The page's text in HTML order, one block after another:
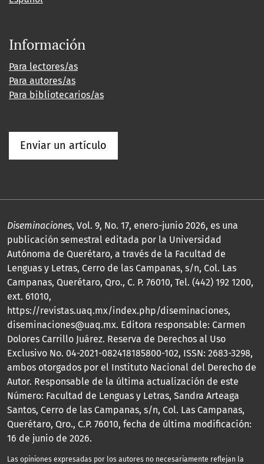
Información
Para lectores/as
Para autores/as
Para bibliotecarios/as
Enviar un artículo
Diseminaciones, Vol. 9, No. 17, enero-junio 2026, es una
publicación semestral editada por la Universidad
Autónoma de Querétaro, a través de la Facultad de
Lenguas y Letras, Cerro de las Campanas, s/n, Col. Las
Campanas, Querétaro, Qro., C. P. 76010, Tel. (442) 192 1200,
ext. 61010,
https://revistas.uaq.mx/index.php/diseminaciones,
diseminaciones@uaq.mx. Editora responsable: Carmen
Dolores Carrillo Juárez. Reserva de Derechos al Uso
Exclusivo No. 04-2021-082418185800-102, ISSN: 2683-3298,
ambos otorgados por el Instituto Nacional del Derecho de
Autor. Responsable de la última actualización de este
Número: Facultad de Lenguas y Letras, Sandra Arteaga
Santos, Cerro de las Campanas, s/n, Col. Las Campanas,
Querétaro, Qro., C.P. 76010, fecha de última modificación:
16 de junio de 2026.
Las opiniones expresadas por los autores no necesariamente reflejan la